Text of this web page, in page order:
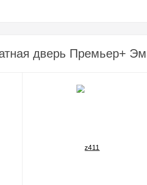
дверь Премьер+